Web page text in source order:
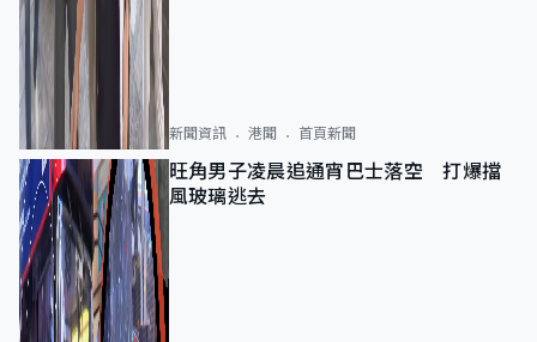
新聞資訊 港聞 首頁新聞
旺角男子凌晨追通宵巴士落空 打爆擋
風玻璃逃去